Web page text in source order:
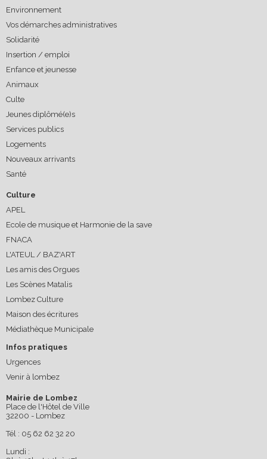
Environnement
Vos démarches administratives
Solidarité
Insertion / emploi
Enfance et jeunesse
Animaux
Culte
Jeunes diplômé(e)s
Services publics
Logements
Nouveaux arrivants
Santé
Culture
APEL
Ecole de musique et Harmonie de la save
FNACA
L'ATEUL / BAZ'ART
Les amis des Orgues
Les Scènes Matalis
Lombez Culture
Maison des écritures
Médiathèque Municipale
Infos pratiques
Urgences
Venir à lombez
Mairie de Lombez
Place de l'Hôtel de Ville
32200 - Lombez
Tél : 05 62 62 32 20
Lundi :